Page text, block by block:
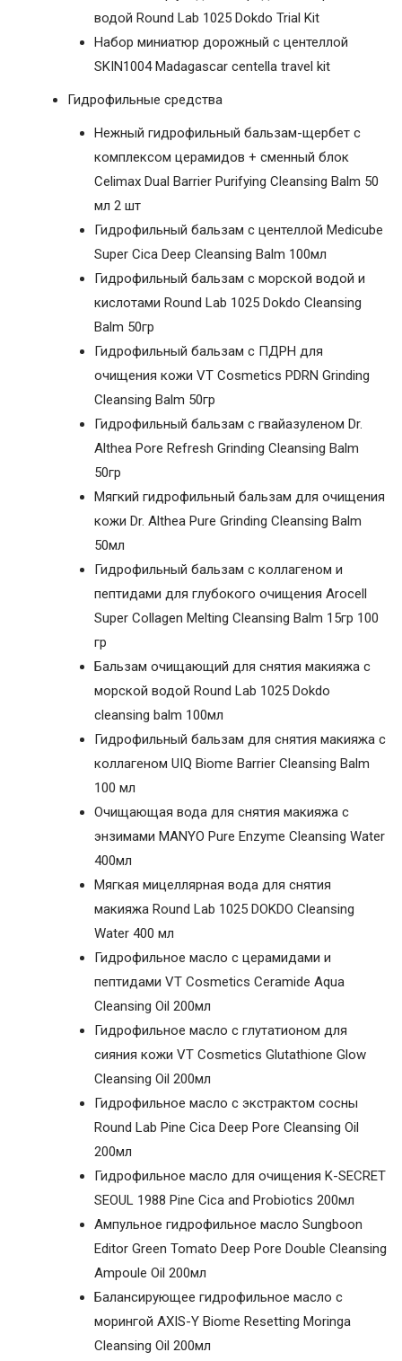
водой Round Lab 1025 Dokdo Trial Kit
Набор миниатюр дорожный с центеллой
SKIN1004 Madagascar centella travel kit
Гидрофильные средства
Нежный гидрофильный бальзам-щербет с
комплексом церамидов + сменный блок
Celimax Dual Barrier Purifying Cleansing Balm 50
мл 2 шт
Гидрофильный бальзам с центеллой Medicube
Super Cica Deep Cleansing Balm 100мл
Гидрофильный бальзам с морской водой и
кислотами Round Lab 1025 Dokdo Cleansing
Balm 50гр
Гидрофильный бальзам с ПДРН для
очищения кожи VT Cosmetics PDRN Grinding
Cleansing Balm 50гр
Гидрофильный бальзам c гвайазуленом Dr.
Althea Pore Refresh Grinding Cleansing Balm
50гр
Мягкий гидрофильный бальзам для очищения
кожи Dr. Althea Pure Grinding Cleansing Balm
50мл
Гидрофильный бальзам с коллагеном и
пептидами для глубокого очищения Arocell
Super Collagen Melting Cleansing Balm 15гр 100
гр
Бальзам очищающий для снятия макияжа с
морской водой Round Lab 1025 Dokdo
cleansing balm 100мл
Гидрофильный бальзам для снятия макияжа с
коллагеном UIQ Biome Barrier Cleansing Balm
100 мл
Очищающая вода для снятия макияжа с
энзимами MANYO Pure Enzyme Cleansing Water
400мл
Мягкая мицеллярная вода для снятия
макияжа Round Lab 1025 DOKDO Cleansing
Water 400 мл
Гидрофильное масло с церамидами и
пептидами VT Cosmetics Ceramide Aqua
Cleansing Oil 200мл
Гидрофильное масло с глутатионом для
сияния кожи VT Cosmetics Glutathione Glow
Cleansing Oil 200мл
Гидрофильное масло с экстрактом сосны
Round Lab Pine Cica Deep Pore Cleansing Oil
200мл
Гидрофильное масло для очищения K-SECRET
SEOUL 1988 Pine Cica and Probiotics 200мл
Ампульное гидрофильное масло Sungboon
Editor Green Tomato Deep Pore Double Cleansing
Ampoule Oil 200мл
Балансирующее гидрофильное масло с
морингой AXIS-Y Biome Resetting Moringa
Cleansing Oil 200мл